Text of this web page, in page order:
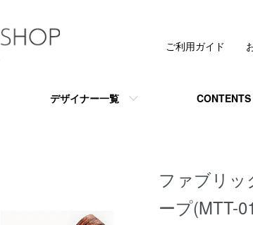
デザイナー一覧 CONTENTS
ご利用ガイド
ファブリ
ープ(MTT-